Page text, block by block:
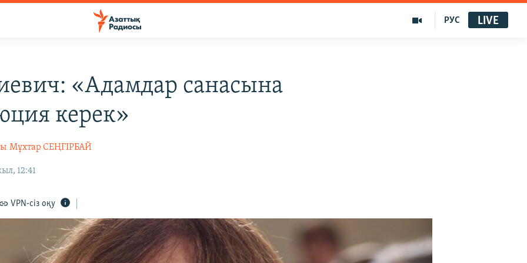
РУС LIVE
«Адамдар санасына
керек»
Мұхтар СЕҢГІРБАЙ
12:41
VPN-сіз оқу